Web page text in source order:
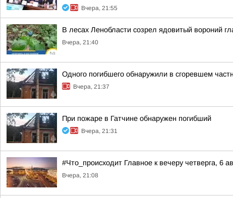
Вчера, 21:55
В лесах Ленобласти созрел ядовитый вороний
Вчера, 21:40
Одного погибшего обнаружили в сгоревшем
Вчера, 21:37
При пожаре в Гатчине обнаружен погибший
Вчера, 21:31
#Что_происходит Главное к вечеру четверга, 6
Вчера, 21:08